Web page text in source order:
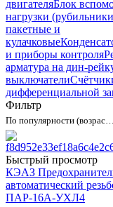
двигателяБлок
нагрузки
пакетные и
кулачковые
и приборы контроля
арматура на дин-
выключатели
дифференциальной
Фильтр
Быстрый просмотр
КЭАЗ
автоматический
ПАР-16А-УХЛ4